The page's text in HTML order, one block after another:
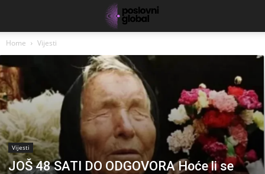
Home Vijesti
Vijesti
JOŠ 48 SATI DO ODGOVORA Hoće li se